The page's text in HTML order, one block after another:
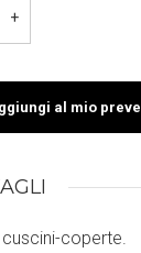
+
al mio
coperte.